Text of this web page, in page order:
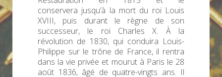
conservera jusqu’à la mort du roi Louis
XVIII, puis durant le règne de son
successeur, le roi Charles X. À la
révolution de 1830, qui conduira Louis-
Philippe sur le trône de France, il rentra
dans la vie privée et mourut à Paris le 28
août 1836, âgé de quatre-vingts ans. Il